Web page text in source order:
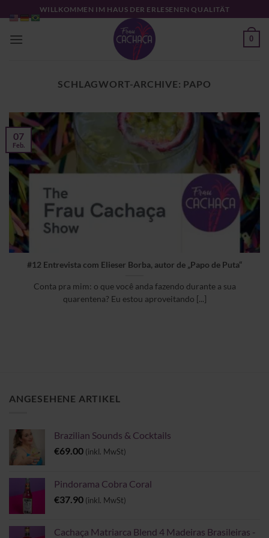
Inhalt
springen
WILLKOMMEN IM HAUS DER ERLESENEN QUALITÄT
0
SCHLAGWORT-ARCHIVE: PAPO
#12 Entrevista com Elieser Borba, autor de „Papo de Puta“
Conta pra mim: o que você anda fazendo durante a sua
quarentena? Eu estou aproveitando [...]
07
Feb.
ANGESEHENE ARTIKEL
Brazilian Sounds & Cocktails
€69.00 (inkl. MwSt)
Pindorama Cobra Coral
€37.90 (inkl. MwSt)
Cachaça Matriarca Blend 4 Madeiras Brasileiras -